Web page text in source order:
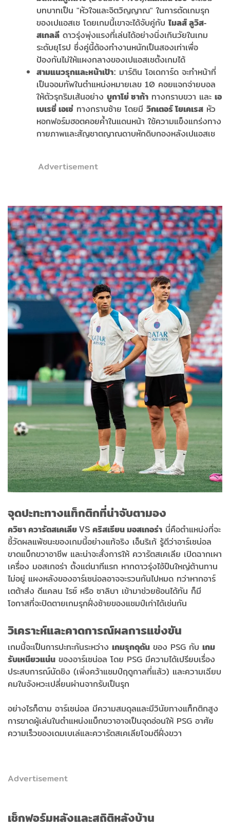
บทบาทเป็น "หัวใจและจิตวิญญาณ" ในการตัดเกมรุก
ของเปแอสเช โดยเกมนี้เขาจะได้จับคู่กับไมลส์ ลูวิส-
สเกลลี ดาวรุ่งพุ่งแรงที่เล่นได้อย่างนิ่งเกินวัยในเกม
ระดับยุโรป ซึ่งคู่นี้ต้องทำงานหนักเป็นสองเท่าเพื่อ
ป้องกันไม่ให้แผงกลางของเปแอสเชตั้งเกมได้
สามแนวรุกและหน้าเป้า: มาร์ติน โอเดการ์ด จะทำหน้าที่
เป็นจอมทัพในตำแหน่งหมายเลข 10 คอยแจกจ่ายบอล
ให้ตัวรุกริมเส้นอย่าง บูกาโย่ ซาก้า ทางกราบขวา และ เอ
เบเรชี่ เอเซ่ ทางกราบซ้าย โดยมี วิกเตอร์ โยเคเรส หัว
หอกฟอร์มฮอตคอยค้ำในแดนหน้า ใช้ความแข็งแกร่งทาง
กายภาพและสัญชาตญาณดาบหักดิบกองหลังเปแอสเช
Advertisement
จุดปะทะทางแท็กติกที่น่าจับตามอง
ควิชา ควารัตสเคเลีย VS คริสเธียน มอสเกอร่า นี่คือตำแหน่งที่จะ
ชี้วัดผลแพ้ชนะของเกมนี้อย่างแท้จริง เอ็นริเก้ รู้ดีว่าอาร์เซน่อล
ขาดแบ็กขวาอาชีพ และน่าจะสั่งการให้ ควารัตสเคเลีย เปิดฉากเผา
เครื่อง มอสเกอร่า ตั้งแต่นาทีแรก หากดาวรุ่งไอ้ปืนใหญ่ต้านทาน
ไม่อยู่ แผงหลังของอาร์เซน่อลอาจจะรวนกันไปหมด ทว่าหากอาร์
เตต้าส่ง ดีแคลน ไรซ์ หรือ ซาลิบา เข้ามาช่วยซ้อนได้ทัน ก็มี
โอกาสที่จะปิดตายเกมรุกฝั่งซ้ายของแชมป์เก่าได้เช่นกัน
วิเคราะห์และคาดการณ์ผลการแข่งขัน
เกมนี้จะเป็นการปะทะกันระหว่าง เกมรุกดุดัน ของ PSG กับ เกม
รับเหนียวแน่น ของอาร์เซน่อล โดย PSG มีความได้เปรียบเรื่อง
ประสบการณ์นัดชิง (เพิ่งคว้าแชมป์ฤดูกาลที่แล้ว) และความเฉียบ
คมในจังหวะเปลี่ยนผ่านจากรับเป็นรุก
อย่างไรก็ตาม อาร์เซน่อล มีความสมดุลและมีวินัยทางแท็กติกสูง
การขาดผู้เล่นในตำแหน่งแบ็กขวาอาจเป็นจุดอ่อนให้ PSG อาศัย
ความเร็วของเดมเบเล่และควารัตสเคเลียโจมตีฝั่งขวา
Advertisement
เช็กฟอร์มหลังและสถิติหลังบ้าน